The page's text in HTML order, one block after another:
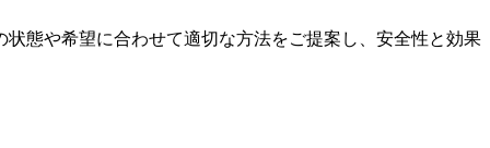
態や希望に合わせて適切な方法をご提案し、安全性と効果